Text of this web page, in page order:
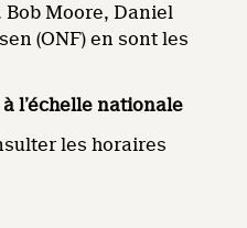
Moore, Daniel
(ONF) en sont les
l’échelle nationale
les horaires